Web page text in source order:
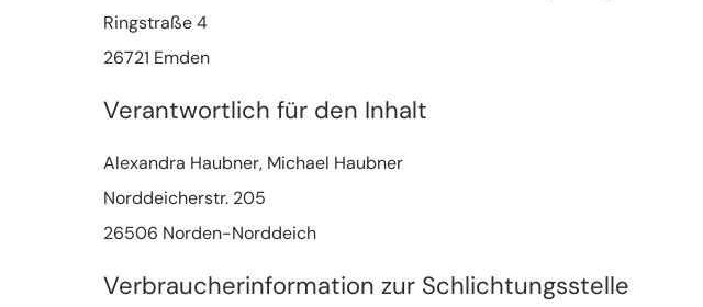
Ringstraße 4
26721 Emden
Verantwortlich für den Inhalt
Alexandra Haubner, Michael Haubner
Norddeicherstr. 205
26506 Norden-Norddeich
Verbraucherinformation zur Schlichtungsstelle